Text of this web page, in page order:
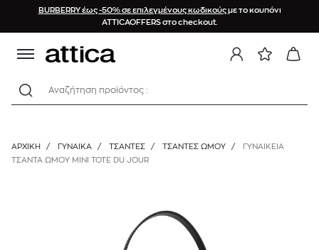
BURBERRY έως -50% σε επιλεγμένους κωδικούςμε το κουπόνι
ATTICAOFFERS στο checkout.
Αναζήτηση προϊόντος :
ΑΡΧΙΚΉ / ΓΥΝΑΙΚΑ / ΤΣΑΝΤΕΣ / ΤΣΆΝΤΕΣ ΏΜΟΥ /
ΓΥΝΑΙΚΕΙΑ
ΤΣΑΝΤΑ ΩΜΟΥ MINI TOTE DU JOUR